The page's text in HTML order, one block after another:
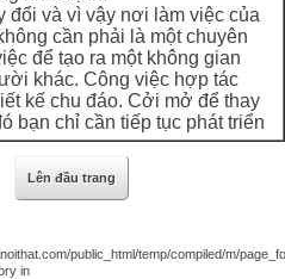
đổi và vì vậy nơi làm việc của
cần phải là một chuyên
để tạo ra một không gian
khác. Công việc hợp tác
kế chu đáo. Cởi mở để thay
bạn chỉ cần tiếp tục phát triển
Lên đầu trang
public_html/temp/compiled/m/
in